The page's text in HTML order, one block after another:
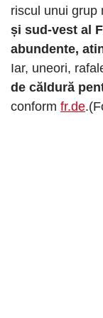
riscul unui grup
și sud-vest al
abundente,
Iar, uneori,
de căldură
conform fr.de